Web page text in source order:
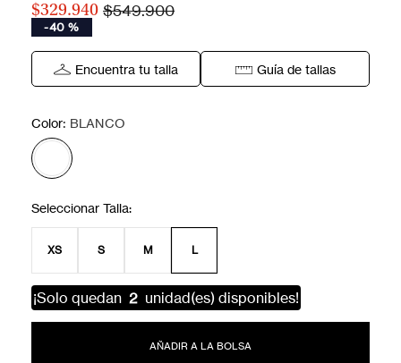
$329.940 $549.900
-40 %
Encuentra tu talla Guía de tallas
Color: BLANCO
XS S M L
¡Solo quedan 2 unidad(es) disponibles!
AÑADIR A LA BOLSA